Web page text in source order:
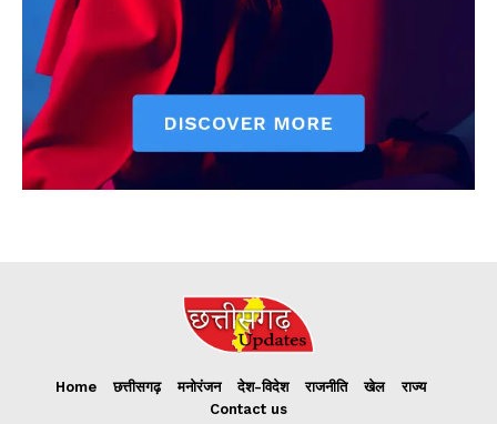
Home छत्तीसगढ़ मनोरंजन देश-विदेश राजनीति खेल
राज्य
Contact us